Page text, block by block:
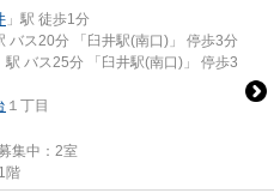
」駅 徒歩1分
バス20分 「臼井駅(南口)」 停歩3分
駅 バス25分 「臼井駅(南口)」 停歩3
１丁目
集中： 2室
階